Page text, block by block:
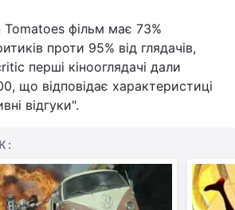
Tomatoes фільм має 73%
проти 95% від глядачів,
перші кінооглядачі дали
що відповідає характеристиці
відгуки".